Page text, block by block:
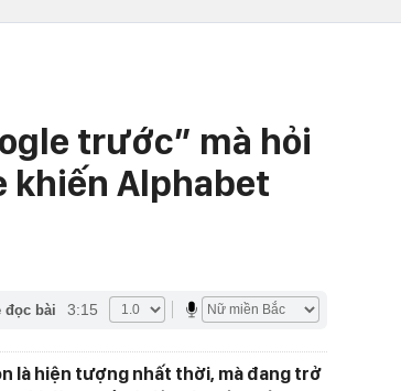
trước” mà hỏi
khiến Alphabet
đọc bài 3:15
là hiện tượng nhất thời, mà đang trở